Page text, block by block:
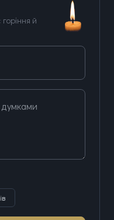
й
думками